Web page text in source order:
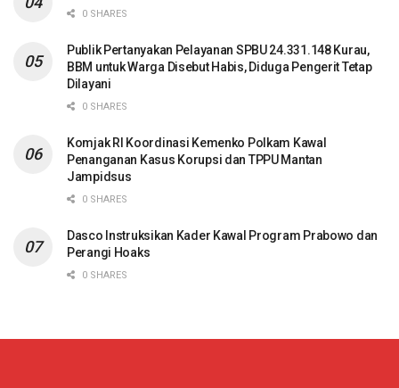
0 SHARES
Publik Pertanyakan Pelayanan SPBU 24.331.148 Kurau,
BBM untuk Warga Disebut Habis, Diduga Pengerit Tetap
Dilayani
0 SHARES
Komjak RI Koordinasi Kemenko Polkam Kawal
Penanganan Kasus Korupsi dan TPPU Mantan
Jampidsus
0 SHARES
Dasco Instruksikan Kader Kawal Program Prabowo dan
Perangi Hoaks
0 SHARES